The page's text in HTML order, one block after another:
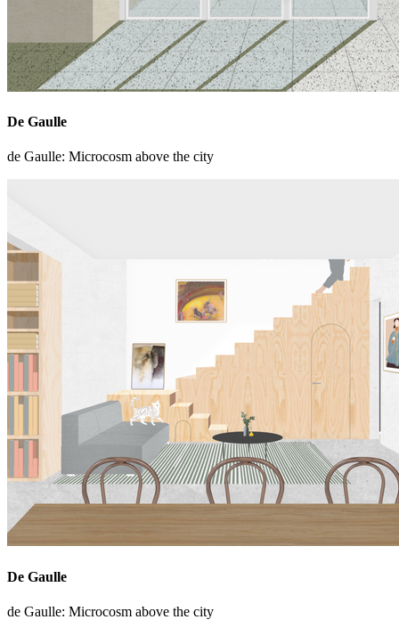
De Gaulle
de Gaulle: Microcosm above the city
De Gaulle
de Gaulle: Microcosm above the city